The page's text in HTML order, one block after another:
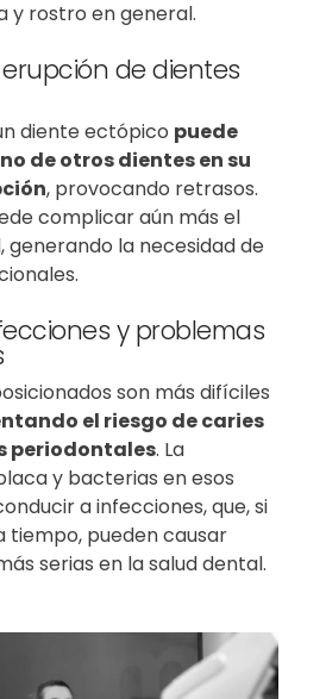
y rostro en general.
de dientes
diente ectópico puede
de otros dientes en su
, provocando retrasos.
complicar aún más el
generando la necesidad de
y problemas
son más difíciles
el riesgo de caries
periodontales. La
y bacterias en esos
a infecciones, que, si
tiempo, pueden causar
serias en la salud dental.